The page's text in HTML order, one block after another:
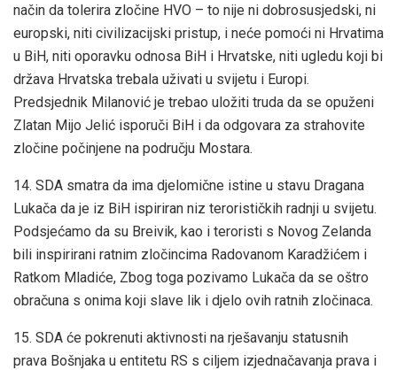
način da tolerira zločine HVO – to nije ni dobrosusjedski, ni
europski, niti civilizacijski pristup, i neće pomoći ni Hrvatima
u BiH, niti oporavku odnosa BiH i Hrvatske, niti ugledu koji bi
država Hrvatska trebala uživati u svijetu i Europi.
Predsjednik Milanović je trebao uložiti truda da se opuženi
Zlatan Mijo Jelić isporuči BiH i da odgovara za strahovite
zločine počinjene na području Mostara.
14. SDA smatra da ima djelomične istine u stavu Dragana
Lukača da je iz BiH ispiriran niz terorističkih radnji u svijetu.
Podsjećamo da su Breivik, kao i teroristi s Novog Zelanda
bili inspirirani ratnim zločincima Radovanom Karadžićem i
Ratkom Mladiće, Zbog toga pozivamo Lukača da se oštro
obračuna s onima koji slave lik i djelo ovih ratnih zločinaca.
15. SDA će pokrenuti aktivnosti na rješavanju statusnih
prava Bošnjaka u entitetu RS s ciljem izjednačavanja prava i